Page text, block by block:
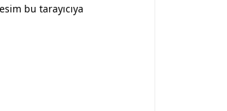
bu tarayıcıya